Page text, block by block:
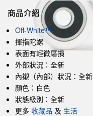
商品介紹
Off-White™
揮指陀螺
表面有輕微磨損
外部狀況：全新
內襯（內部）狀況：全新
顏色：白色
狀態級別：全新
更多 收藏品 及 生活